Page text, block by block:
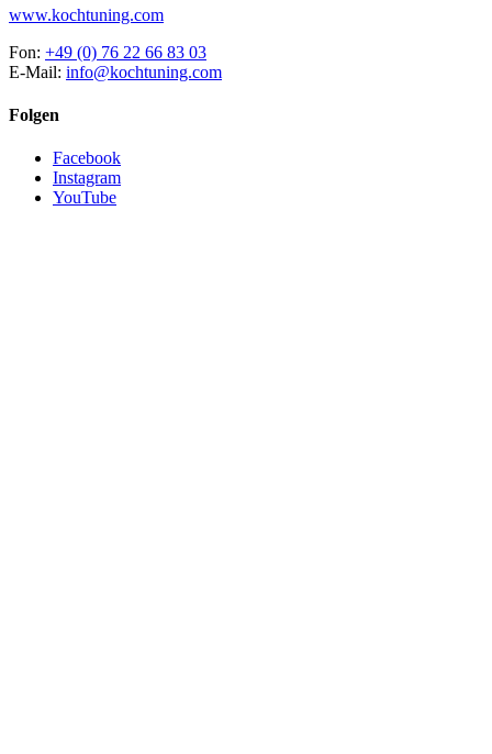
www.kochtuning.com
Fon: +49 (0) 76 22 66 83 03
E-Mail: info@kochtuning.com
Folgen
Facebook
Instagram
YouTube